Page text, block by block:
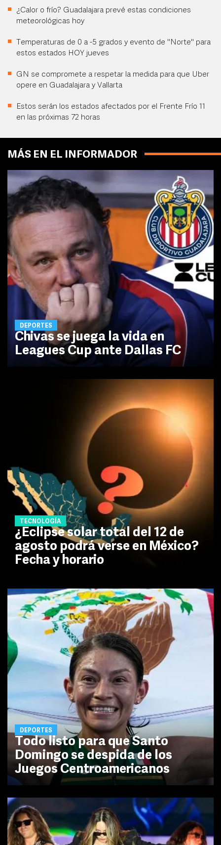
¿Calor o frío? Guadalajara prevé estas condiciones
meteorológicas hoy
Temperaturas de 0 a -5 grados y evento de "Norte" para
estos estados HOY jueves
GN se compromete a respetar la medida para que Uber
opere en Guadalajara y Vallarta
Estos serán los estados afectados por el Frente Frío 11
en las próximas 72 horas
MÁS EN EL INFORMADOR
DEPORTES
Chivas se juega la vida en
Leagues Cup ante Dallas FC
TECNOLOGÍA
¿Eclipse solar total del 12 de
agosto podrá verse en México?
Fecha y horario
DEPORTES
Todo listo para que Santo
Domingo se despida de los
Juegos Centroamericanos